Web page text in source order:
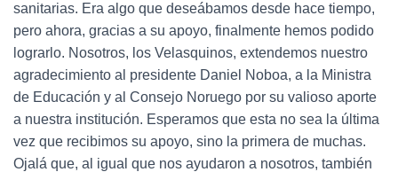
sanitarias. Era algo que deseábamos desde hace tiempo,
pero ahora, gracias a su apoyo, finalmente hemos podido
lograrlo. Nosotros, los Velasquinos, extendemos nuestro
agradecimiento al presidente Daniel Noboa, a la Ministra
de Educación y al Consejo Noruego por su valioso aporte
a nuestra institución. Esperamos que esta no sea la última
vez que recibimos su apoyo, sino la primera de muchas.
Ojalá que, al igual que nos ayudaron a nosotros, también